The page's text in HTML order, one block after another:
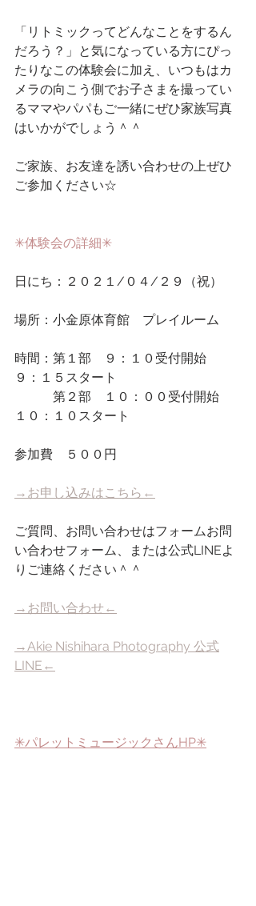
「リトミックってどんなことをするん
だろう？」と気になっている方にぴっ
たりなこの体験会に加え、いつもはカ
メラの向こう側でお子さまを撮ってい
るママやパパもご一緒にぜひ家族写真
はいかがでしょう＾＾
ご家族、お友達を誘い合わせの上ぜひ
ご参加ください☆
✳︎体験会の詳細✳︎
日にち：２０２１/０４/２９（祝）
場所：小金原体育館　プレイルーム
時間：第１部　９：１０受付開始
９：１５スタート
第２部　１０：００受付開始
１０：１０スタート
参加費　５００円
→お申し込みはこちら←
ご質問、お問い合わせはフォームお問
い合わせフォーム、または公式LINEよ
りご連絡ください＾＾
→お問い合わせ←
→Akie Nishihara Photography 公式
LINE←
✳︎パレットミュージックさんHP✳︎